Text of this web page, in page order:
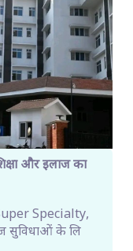
और इलाज का
Specialty,
सुविधाओं के लि